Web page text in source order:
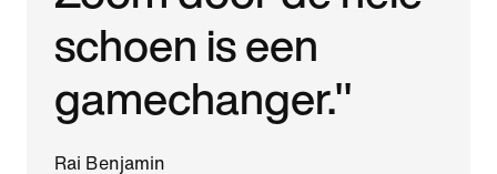
schoen is een
gamechanger."
Rai Benjamin